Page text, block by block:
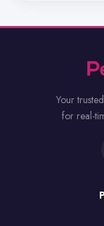
Your
for real-